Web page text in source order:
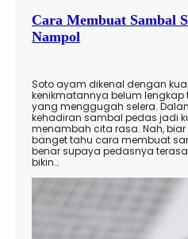
Cara Membuat Sambal
Nampol
Soto ayam dikenal dengan
kenikmatannya belum
yang menggugah selera.
kehadiran sambal pedas jadi
menambah cita rasa. Nah,
banget tahu cara membuat
benar supaya pedasnya
bikin…